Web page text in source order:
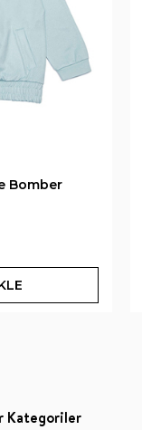
Bomber
Kategoriler